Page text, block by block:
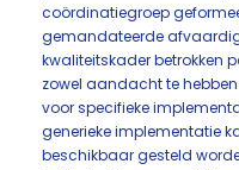
coördinatiegroep
gemandateerde
kwaliteitskader betrokken
zowel aandacht te
voor specifieke
generieke implementatie
beschikbaar gesteld